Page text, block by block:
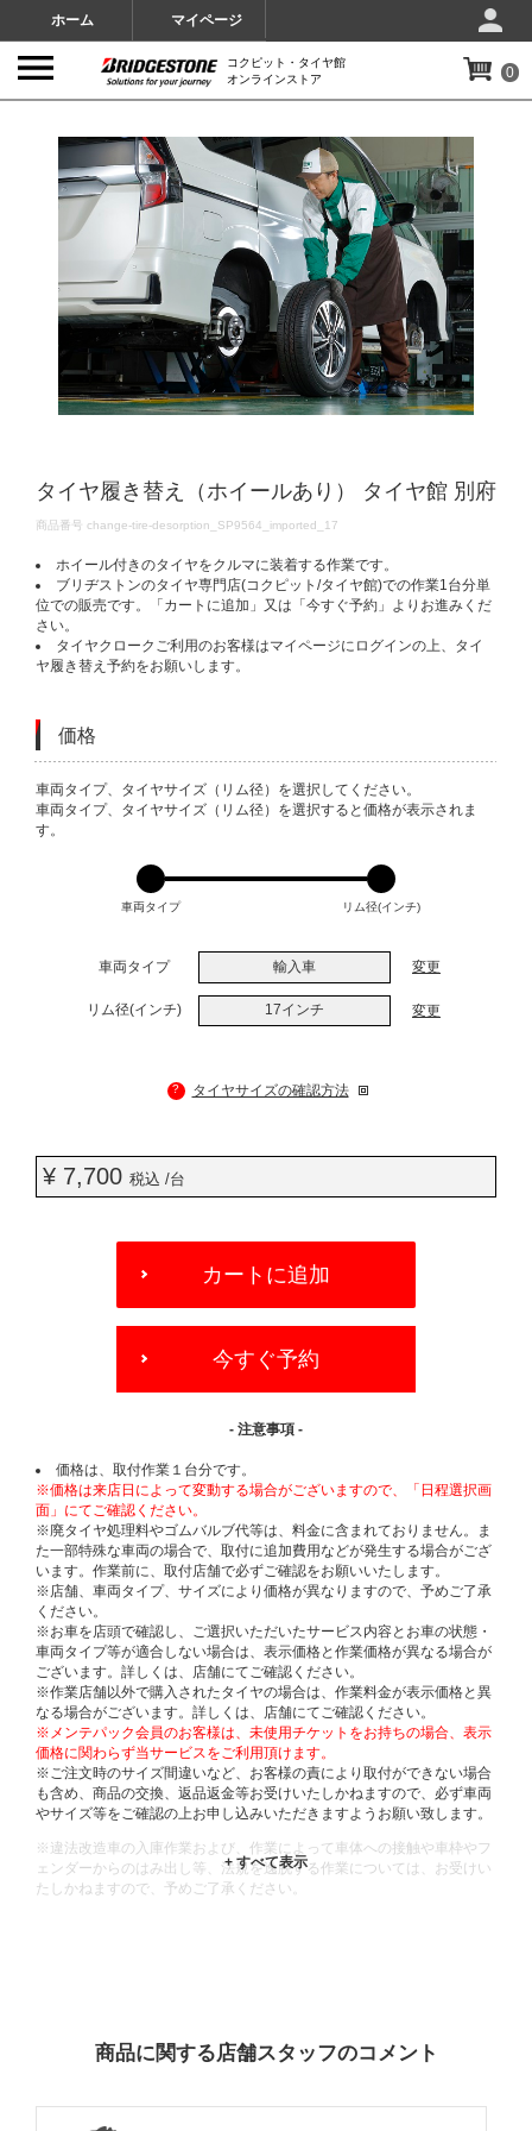
ホーム マイページ
コクピット・タイヤ館
オンラインストア
0
タイヤ履き替え（ホイールあり） タイヤ館 別府
DETAILS
商品番号 change-tire-desorption_SP9564_imported_17
ホイール付きのタイヤをクルマに装着する作業です。
ブリヂストンのタイヤ専門店(コクピット/タイヤ館)での作業1台分単
位での販売です。「カートに追加」又は「今すぐ予約」よりお進みくだ
さい。
タイヤクロークご利用のお客様はマイページにログインの上、タイ
ヤ履き替え予約をお願いします。
価格
VARIATIONS
車両タイプ、タイヤサイズ（リム径）を選択してください。
車両タイプ、タイヤサイズ（リム径）を選択すると価格が表示されま
す。
車両タイプ リム径(インチ)
車両タイプ 輸入車 変更
リム径(インチ) 17インチ 変更
? タイヤサイズの確認方法
¥ 7,700 税込 /台
OPTIONS
カートに追加
今すぐ予約
- 注意事項 -
価格は、取付作業１台分です。
※価格は来店日によって変動する場合がございますので、「日程選択画
面」にてご確認ください。
※廃タイヤ処理料やゴムバルブ代等は、料金に含まれておりません。ま
た一部特殊な車両の場合で、取付に追加費用などが発生する場合がござ
います。作業前に、取付店舗で必ずご確認をお願いいたします。
※店舗、車両タイプ、サイズにより価格が異なりますので、予めご了承
ください。
※お車を店頭で確認し、ご選択いただいたサービス内容とお車の状態・
車両タイプ等が適合しない場合は、表示価格と作業価格が異なる場合が
ございます。詳しくは、店舗にてご確認ください。
※作業店舗以外で購入されたタイヤの場合は、作業料金が表示価格と異
なる場合がございます。詳しくは、店舗にてご確認ください。
※メンテパック会員のお客様は、未使用チケットをお持ちの場合、表示
価格に関わらず当サービスをご利用頂けます。
※ご注文時のサイズ間違いなど、お客様の責により取付ができない場合
も含め、商品の交換、返品返金等お受けいたしかねますので、必ず車両
やサイズ等をご確認の上お申し込みいただきますようお願い致します。
※違法改造車の入庫作業および、作業によって車体への接触や車枠やフ
ェンダーからのはみ出し等、法規を逸脱する作業については、お受けい
たしかねますので、予めご了承ください。
商品に関する店舗スタッフのコメント